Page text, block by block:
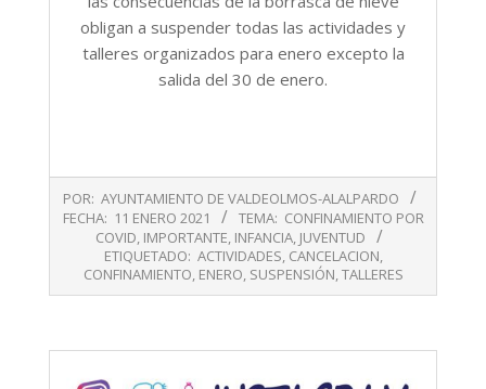
obligan a suspender todas las actividades y
talleres organizados para enero excepto la
salida del 30 de enero.
01-
POR: AYUNTAMIENTO DE VALDEOLMOS-ALALPARDO
FECHA: 11 ENERO 2021 TEMA: CONFINAMIENTO POR
COVID, IMPORTANTE, INFANCIA, JUVENTUD
ETIQUETADO: ACTIVIDADES, CANCELACION,
CONFINAMIENTO, ENERO, SUSPENSIÓN,TALLERES